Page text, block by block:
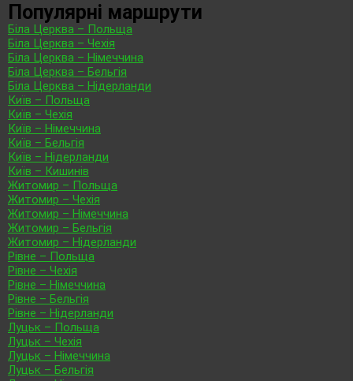
Популярні маршрути
Біла Церква – Польща
Біла Церква – Чехія
Біла Церква – Німеччина
Біла Церква – Бельгія
Біла Церква – Нідерланди
Київ – Польща
Київ – Чехія
Київ – Німеччина
Київ – Бельгія
Київ – Нідерланди
Київ – Кишинів
Житомир – Польща
Житомир – Чехія
Житомир – Німеччина
Житомир – Бельгія
Житомир – Нідерланди
Рівне – Польща
Рівне – Чехія
Рівне – Німеччина
Рівне – Бельгія
Рівне – Нідерланди
Луцьк – Польща
Луцьк – Чехія
Луцьк – Німеччина
Луцьк – Бельгія